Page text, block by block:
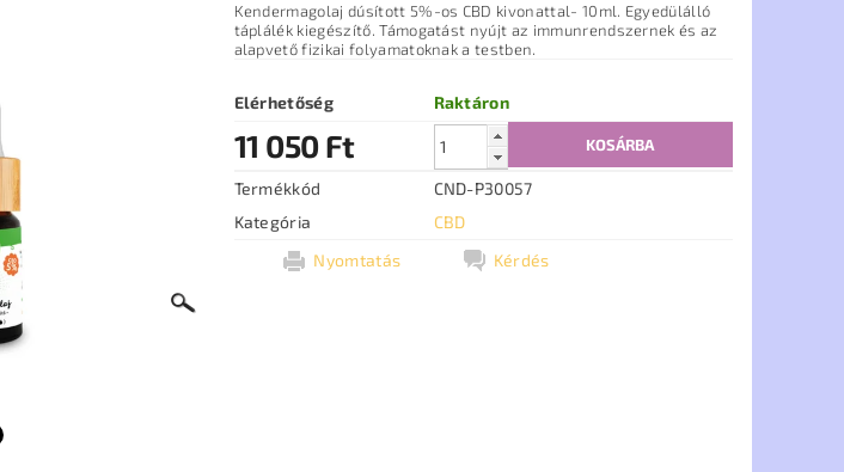
Kendermagolaj dúsított 5%-os CBD kivonattal- 10ml. Egyedülálló
táplálék kiegészítő. Támogatást nyújt az immunrendszernek és az
alapvető fizikai folyamatoknak a testben.
Elérhetőség Raktáron
11 050 Ft
Termékkód
CND-P30057
Kategória
CBD
Nyomtatás
Kérdés